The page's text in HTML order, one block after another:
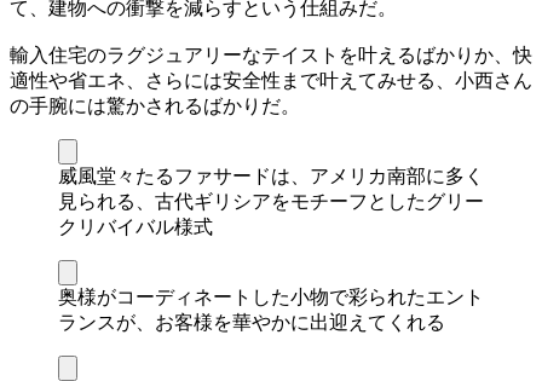
て、建物への衝撃を減らすという仕組みだ。
輸入住宅のラグジュアリーなテイストを叶えるばかりか、快
適性や省エネ、さらには安全性まで叶えてみせる、小西さん
の手腕には驚かされるばかりだ。
威風堂々たるファサードは、アメリカ南部に多く
見られる、古代ギリシアをモチーフとしたグリー
クリバイバル様式
奥様がコーディネートした小物で彩られたエント
ランスが、お客様を華やかに出迎えてくれる